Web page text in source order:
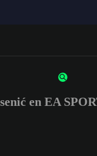
o números.
en EA